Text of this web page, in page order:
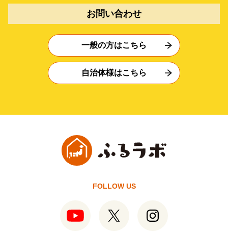
お問い合わせ
一般の方はこちら
自治体様はこちら
FOLLOW US